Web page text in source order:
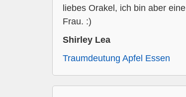
liebes Orakel, ich bin aber eine
Frau. :)
Shirley Lea
Traumdeutung Apfel Essen